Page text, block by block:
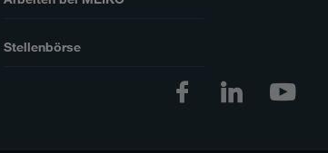
Stellenbörse